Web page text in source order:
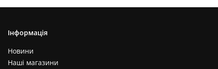
Інформація
Новини
Наші магазини